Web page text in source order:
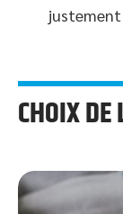
CHOIX DE